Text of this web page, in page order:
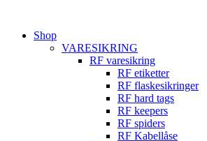
indholdShop
VARESIKRING
RF varesikring
RF etiketter
RF flaskesikringer
RF hard tags
RF keepers
RF spiders
RF Kabellåse